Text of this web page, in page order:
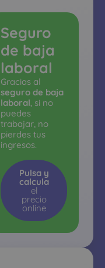
Seguro
de baja
laboral
Gracias al
seguro de baja
laboral, si no
puedes
trabajar, no
pierdes tus
ingresos.
Pulsa y
calcula
el
precio
online